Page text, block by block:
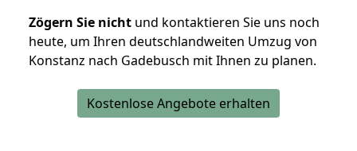
Zögern Sie nicht und kontaktieren Sie uns noch
heute, um Ihren deutschlandweiten Umzug von
Konstanz nach Gadebusch mit Ihnen zu planen.
Kostenlose Angebote erhalten